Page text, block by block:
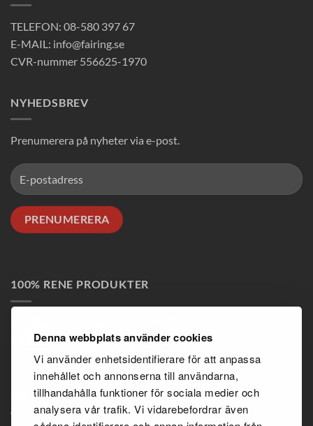
Denna webbplats använder cookies
Vi använder enhetsidentifierare för att anpassa
innehållet och annonserna till användarna,
tillhandahålla funktioner för sociala medier och
analysera vår trafik. Vi vidarebefordrar även
TELEFON: 08-580 397 67
E-MAIL: info@fairing.se
CVR-nummer 556625-1970
NYHEDSBREV
Prenumerera på nyheter via e-post.
100% RENE PRODUKTER
INFORMATION